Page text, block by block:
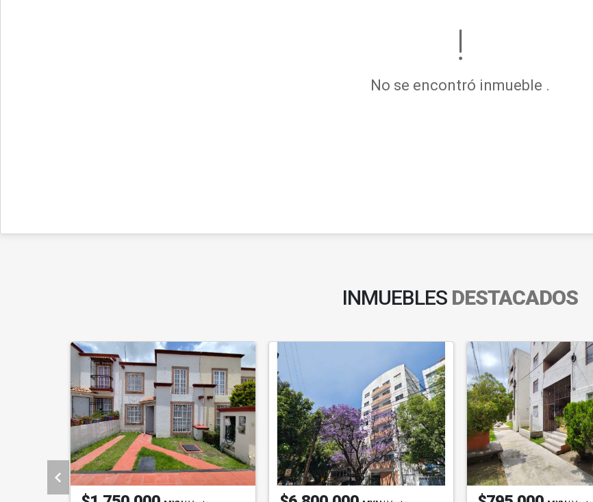
No se encontró inmueble .
INMUEBLES DESTACADOS